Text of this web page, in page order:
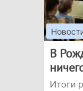
В
Итоги